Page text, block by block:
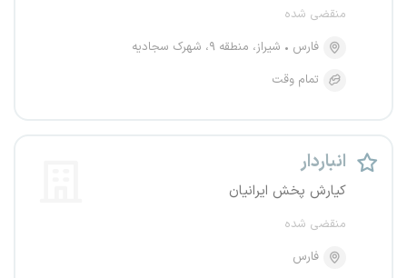
منقضی شده
فارس
شیراز، منطقه ۹، شهرک سجادیه
تمام وقت
انباردار
کیارش پخش ایرانیان
منقضی شده
فارس